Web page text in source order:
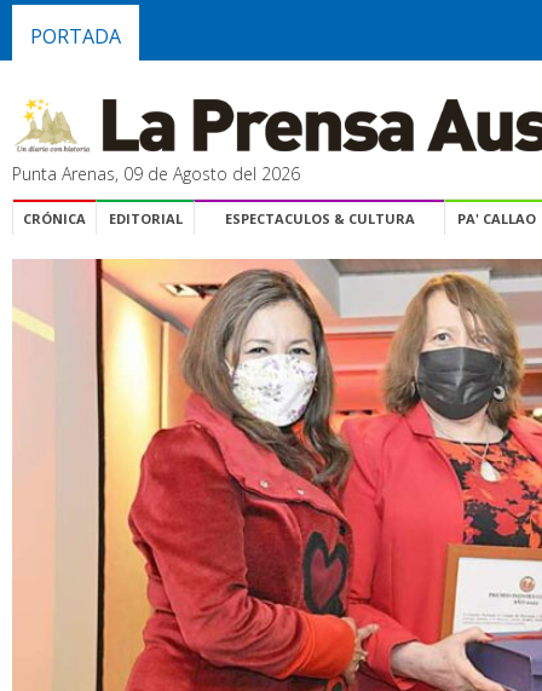
PORTADA
Punta Arenas, 09 de Agosto del 2026
CRÓNICA EDITORIAL ESPECTACULOS & CULTURA PA' CALLAO